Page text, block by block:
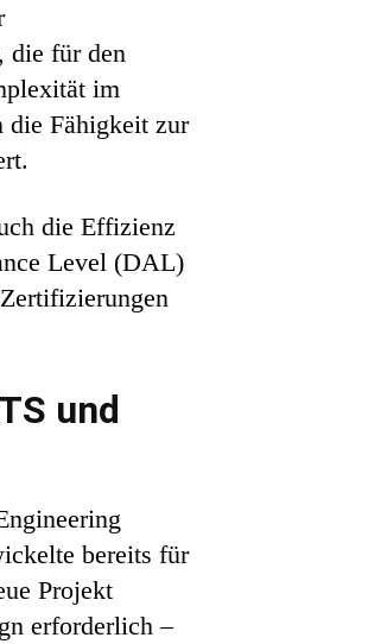
die für den
im
die Fähigkeit zur
die Effizienz
Level (DAL)
und
bereits für
Projekt
erforderlich –